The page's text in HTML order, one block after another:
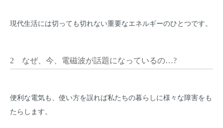
現代生活には切っても切れない重要なエネルギーのひとつです。
2 なぜ、今、電磁波が話題になっているの…?
便利な電気も、使い方を誤れば私たちの暮らしに様々な障害をも
たらします。